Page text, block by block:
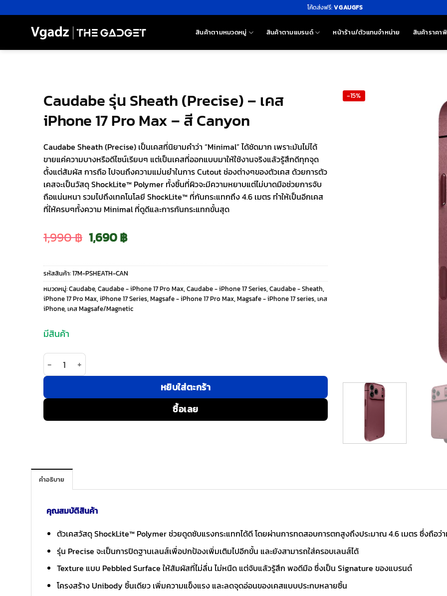
ไป
โค้ดส่งฟรี:VGAUGFS
สินค้าตามหมวดหมู่ สินค้าตามแบรนด์ หน้าร้าน/ตัวแทนจำหน่าย สินค้าราคา
Caudabe รุ่น Sheath (Precise) – เคส
iPhone 17 Pro Max – สี Canyon
Caudabe Sheath (Precise) เป็นเคสที่นิยามคำว่า “Minimal” ได้ชัดมาก เพราะมันไม่ได้
ขายแค่ความบางหรือดีไซน์เรียบๆ แต่เป็นเคสที่ออกแบบมาให้ใช้งานจริงแล้วรู้สึกดีทุกจุด
ตั้งแต่สัมผัส การถือ ไปจนถึงความแม่นยำในการ Cutout ช่องต่างๆของตัวเคส ด้วยการตัว
เคสจะเป็นวัสดุ ShockLite™ Polymer ทั้งชิ้นที่ผิวจะมีความหยาบแต่ไม่บาดมือช่วยการจับ
ถือแน่นหนา รวมไปถึงเทคโนโลยี ShockLite™ ที่กันกระแทกถึง 4.6 เมตร ทำให้เป็นอีกเคส
ที่ให้ครบๆทั้งความ Minimal ที่ดูดีและการกันกระแทกขั้นสุด
1,990฿ Original
price
was:
1,990 ฿.
1,690฿Current
price
is:
1,690 ฿.
รหัสสินค้า:17M-PSHEATH-CAN
หมวดหมู่:Caudabe, Caudabe - iPhone 17 Pro Max, Caudabe - iPhone 17 Series, Caudabe - Sheath,
iPhone 17 Pro Max, iPhone 17 Series, Magsafe - iPhone 17 Pro Max, Magsafe - iPhone 17 series, เคส
iPhone, เคส Magsafe/Magnetic
มีสินค้า
จำนวน Caudabe รุ่น Sheath (Precise) - เคส iPhone 17 Pro Max - สี Canyon ชิ้น
หยิบใส่ตะกร้า
ซื้อเลย
-15%
คำอธิบาย
คุณสมบัติสินค้า
ตัวเคสวัสดุ ShockLite™ Polymer ช่วยดูดซับแรงกระแทกได้ดี โดยผ่านการทดสอบการตกสูงถึงประมาณ 4.6 เมตร ซึ่งถือว่า
รุ่น Precise จะเป็นการปิดฐานเลนส์เพื่อปกป้องเพิ่มเติมไปอีกขั้น และยังสามารถใส่ครอบเลนส์ได้
Texture แบบ Pebbled Surface ให้สัมผัสที่ไม่ลื่น ไม่หนืด แต่จับแล้วรู้สึก พอดีมือ ซึ่งเป็น Signature ของแบรนด์
โครงสร้าง Unibody ชิ้นเดียว เพิ่มความแข็งแรง และลดจุดอ่อนของเคสแบบประกบหลายชิ้น